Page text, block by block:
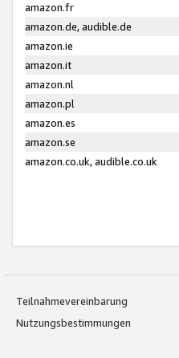
amazon.fr
amazon.de, audible.de
amazon.ie
amazon.it
amazon.nl
amazon.pl
amazon.es
amazon.se
amazon.co.uk, audible.co.uk
Teilnahmevereinbarung
Nutzungsbestimmungen